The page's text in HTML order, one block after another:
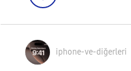
iphone-ve-diğerleri